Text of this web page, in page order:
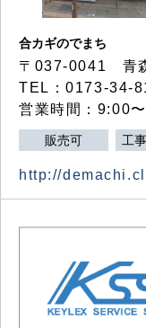
合カギのでまち
〒037-0041 青
TEL：0173-34-
営業時間：9:00
販売可 工
http://